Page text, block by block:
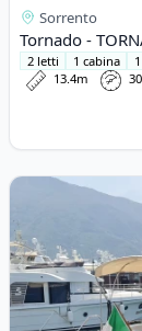
Sorrento
Tornado -
2 letti 1 cabina
13.4m
View details for